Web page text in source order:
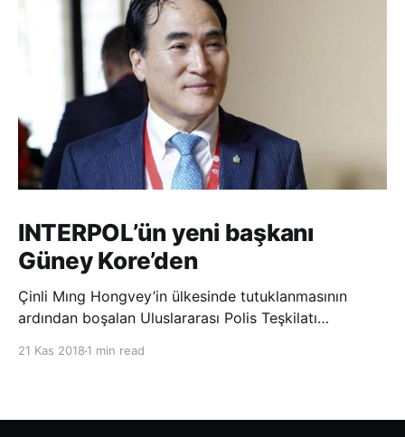
INTERPOL’ün yeni başkanı
Güney Kore’den
Çinli Mıng Hongvey’in ülkesinde tutuklanmasının
ardından boşalan Uluslararası Polis Teşkilatı
21 Kas 2018 1 min read